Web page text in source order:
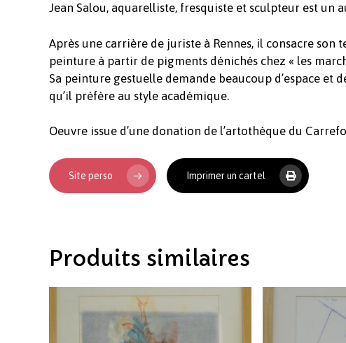
Jean Salou, aquarelliste, fresquiste et sculpteur est un
Après une carrière de juriste à Rennes, il consacre
peinture à partir de pigments dénichés chez « les
Sa peinture gestuelle demande beaucoup d’espace
qu’il préfère au style académique.
Oeuvre issue d’une donation de l’artothèque du
Site perso Imprimer un cartel
Produits similaires